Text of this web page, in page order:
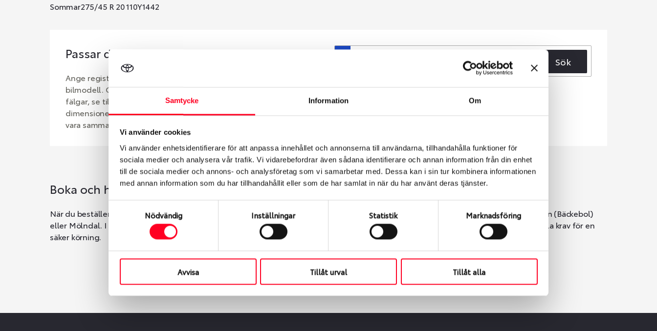
Samtycke Information Om
Vi använder cookies
Vi använder enhetsidentifierare för att anpassa innehållet och annonserna till användarna, tillhandahålla funktioner för
sociala medier och analysera vår trafik. Vi vidarebefordrar även sådana identifierare och annan information från din enhet
till de sociala medier och annons- och analysföretag som vi samarbetar med. Dessa kan i sin tur kombinera informationen
med annan information som du har tillhandahållit eller som de har samlat in när du har använt deras tjänster.
Nödvändig Inställningar Statistik Marknadsföring
Avvisa Tillåt urval Tillåt alla
Sommar275/45 R 20 110Y1442
Passar detta däck min bil?
Ange registreringsnummer för att se om det däck du valt passar din
bilmodell. Om du köper däck som skall sättas på dina befintliga
fälgar, se till att kolla en extra gång så att däck och fälg har samma
dimensioner. Ibland kan fälgen ha bytts ut under årens lopp och inte
vara samma dimension som bilen hade ut från fabrik.
Sök
Boka och hämta hos Däckspecialen
När du beställer dina nya däck eller fälgar hos oss levereras de direkt till någon av våra däckverkstäder i Göteborg. Välj mellan Hisingen (Bäckebol)
eller Mölndal. I beställningen anger du datum och tid för upphämtning eller service. När vi byter dina däck ser vi till att de uppfyller alla krav för en
säker körning.